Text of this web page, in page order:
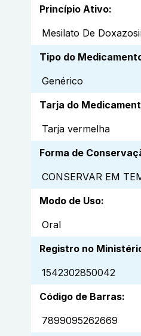
Princípio Ativo:
Mesilato De
Tipo do
Genérico
Tarja do
Tarja vermelha
Forma de
CONSERVAR EM
Modo de Uso:
Oral
Registro no
1542302850042
Código de Barras:
7899095262669